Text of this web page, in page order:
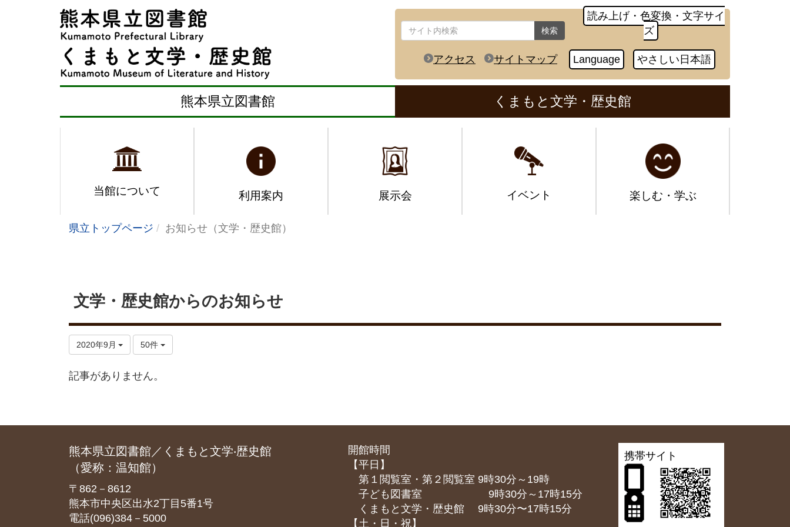
検索
読み上げ・色変換・文字サイ
ズ
アクセス サイトマップ Language やさしい日本語
熊本県立図書館 くまもと文学・歴史館
当館について 利用案内 展示会 イベント 楽しむ・学ぶ
県立トップページ お知らせ（文学・歴史館）
文学・歴史館からのお知らせ
2020年9月 50件
記事がありません。
熊本県立図書館／くまもと文学‧歴史館
（愛称：温知館）
〒862－8612
熊本市中央区出水2丁目5番1号
電話(096)384－5000
開館時間
【平日】
第１閲覧室・第２閲覧室 9時30分～19時
子ども図書室 9時30分～17時15分
くまもと⽂学・歴史館 9時30分〜17時15分
【土・日・祝】
携帯サイト